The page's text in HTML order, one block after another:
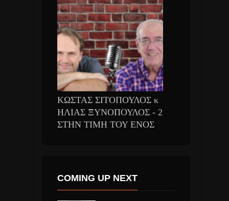
ΚΩΣΤΑΣ ΣΙΤΟΠΟΥΛΟΣ κ
ΗΛΙΑΣ ΞΥΝΟΠΟΥΛΟΣ - 2
ΣΤΗΝ ΤΙΜΗ ΤΟΥ ΕΝΟΣ
COMING UP NEXT